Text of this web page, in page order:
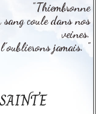
"Thiembronne
sang coule dans nos
veines.
jamais. "